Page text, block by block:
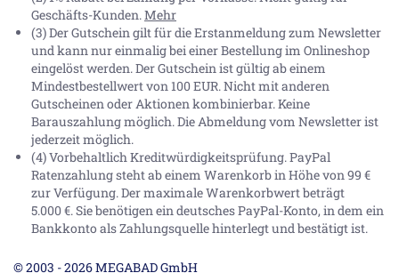
Geschäfts-Kunden.Mehr
(3) Der Gutschein gilt für die Erstanmeldung zum Newsletter
und kann nur einmalig bei einer Bestellung im Onlineshop
eingelöst werden. Der Gutschein ist gültig ab einem
Mindestbestellwert von 100 EUR. Nicht mit anderen
Gutscheinen oder Aktionen kombinierbar. Keine
Barauszahlung möglich. Die Abmeldung vom Newsletter ist
jederzeit möglich.
(4) Vorbehaltlich Kreditwürdigkeitsprüfung. PayPal
Ratenzahlung steht ab einem Warenkorb in Höhe von99 €
zur Verfügung. Der maximale Warenkorbwert beträgt
5.000 €. Sie benötigen ein deutsches PayPal-Konto, in dem ein
Bankkonto als Zahlungsquelle hinterlegt und bestätigt ist.
© 2003 - 2026 MEGABAD GmbH